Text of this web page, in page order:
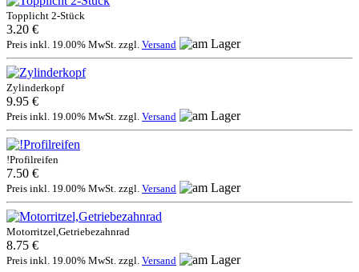
Topplicht 2-Stück
3.20 €
Preis inkl. 19.00% MwSt. zzgl. Versand
Zylinderkopf
9.95 €
Preis inkl. 19.00% MwSt. zzgl. Versand
!Profilreifen
7.50 €
Preis inkl. 19.00% MwSt. zzgl. Versand
Motorritzel,Getriebezahnrad
8.75 €
Preis inkl. 19.00% MwSt. zzgl. Versand